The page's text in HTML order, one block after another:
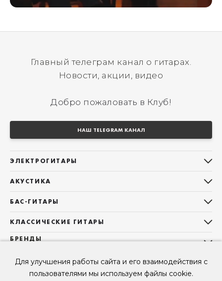
Для улучшения работы сайта и его взаимодействия с
пользователями мы используем файлы cookie.
Главный телеграм канал о гитарах.
Новости, акции, видео
Добро пожаловать в Клуб!
НАШ TELEGRAM КАНАЛ
ЭЛЕКТРОГИТАРЫ
Telecaster
Les Paul
Superstrat
АКУСТИКА
Фолки (ОМ, 000, 00)
Гранд Аудиториум
Б/У, уцененные гитары
БАС-ГИТАРЫ
Precision Bass
КЛАССИЧЕСКИЕ ГИТАРЫ
Все классические гитары
Б/У, уцененные гитары
БРЕНДЫ
Sigma Guitars
Enya Guitars
Контакты